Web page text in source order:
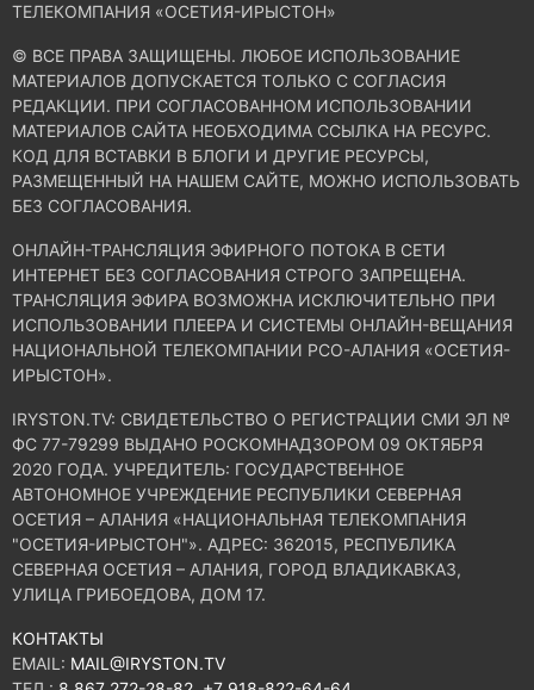
ТЕЛЕКОМПАНИЯ «ОСЕТИЯ-ИРЫСТОН»
© ВСЕ ПРАВА ЗАЩИЩЕНЫ. ЛЮБОЕ ИСПОЛЬЗОВАНИЕ
МАТЕРИАЛОВ ДОПУСКАЕТСЯ ТОЛЬКО С СОГЛАСИЯ
РЕДАКЦИИ. ПРИ СОГЛАСОВАННОМ ИСПОЛЬЗОВАНИИ
МАТЕРИАЛОВ САЙТА НЕОБХОДИМА ССЫЛКА НА РЕСУРС.
КОД ДЛЯ ВСТАВКИ В БЛОГИ И ДРУГИЕ РЕСУРСЫ,
РАЗМЕЩЕННЫЙ НА НАШЕМ САЙТЕ, МОЖНО ИСПОЛЬЗОВАТЬ
БЕЗ СОГЛАСОВАНИЯ.
ОНЛАЙН-ТРАНСЛЯЦИЯ ЭФИРНОГО ПОТОКА В СЕТИ
ИНТЕРНЕТ БЕЗ СОГЛАСОВАНИЯ СТРОГО ЗАПРЕЩЕНА.
ТРАНСЛЯЦИЯ ЭФИРА ВОЗМОЖНА ИСКЛЮЧИТЕЛЬНО ПРИ
ИСПОЛЬЗОВАНИИ ПЛЕЕРА И СИСТЕМЫ ОНЛАЙН-ВЕЩАНИЯ
НАЦИОНАЛЬНОЙ ТЕЛЕКОМПАНИИ РСО-АЛАНИЯ «ОСЕТИЯ-
ИРЫСТОН».
IRYSTON.TV: CВИДЕТЕЛЬСТВО О РЕГИСТРАЦИИ СМИ ЭЛ №
ФС 77-79299 ВЫДАНО РОСКОМНАДЗОРОМ 09 ОКТЯБРЯ
2020 ГОДА. УЧРЕДИТЕЛЬ: ГОСУДАРСТВЕННОЕ
АВТОНОМНОЕ УЧРЕЖДЕНИЕ РЕСПУБЛИКИ СЕВЕРНАЯ
ОСЕТИЯ – АЛАНИЯ «НАЦИОНАЛЬНАЯ ТЕЛЕКОМПАНИЯ
"ОСЕТИЯ-ИРЫСТОН"». АДРЕС: 362015, РЕСПУБЛИКА
СЕВЕРНАЯ ОСЕТИЯ – АЛАНИЯ, ГОРОД ВЛАДИКАВКАЗ,
УЛИЦА ГРИБОЕДОВА, ДОМ 17.
КОНТАКТЫ
EMAIL: MAIL@IRYSTON.TV